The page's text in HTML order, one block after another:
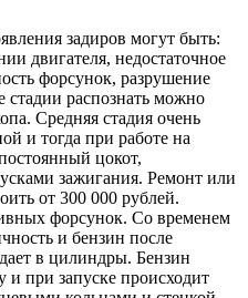
задиров могут быть:
двигателя, недостаточное
форсунок, разрушение
стадии распознать можно
Средняя стадия очень
и тогда при работе на
цокот,
зажигания. Ремонт или
от 300 000 рублей.
форсунок. Со временем
и бензин после
в цилиндры. Бензин
при запуске происходит